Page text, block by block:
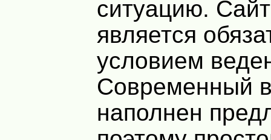
ситуацию.
является
условием
Современный
наполнен